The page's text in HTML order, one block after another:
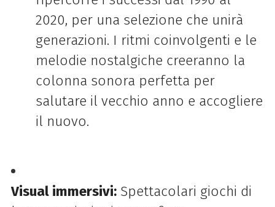
2020, per una selezione che unirà
generazioni. I ritmi coinvolgenti e le
melodie nostalgiche creeranno la
colonna sonora perfetta per
salutare il vecchio anno e accogliere
il nuovo.
Visual immersivi:Spettacolari giochi di